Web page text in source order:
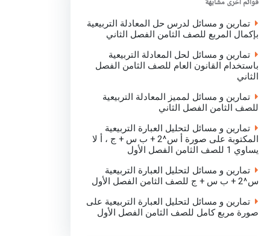
n
تمارين و مسائل لدرس حل المعادلة التربيعية
بإكمال المربع للصف الثامن الفصل الثاني
تمارين و مسائل لحل المعادلة التربيعية
باستخدام القانون العام للصف الثامن الفصل
الثاني
تمارين و مسائل لمميز المعادلة التربيعية
للصف الثامن الفصل الثاني
تمارين و مسائل لتحليل العبارة التربيعية
المكتوبة على صورة أ س^2 + ب س + ج ، أ لا
يساوي 1 للصف الثامن الفصل الأول
تمارين و مسائل لتحليل العبارة التربيعية
س^2 + ب س + ج للصف الثامن الفصل الأول
تمارين و مسائل لتحليل العبارة التربيعية على
صورة مربع كامل للصف الثامن الفصل الأول